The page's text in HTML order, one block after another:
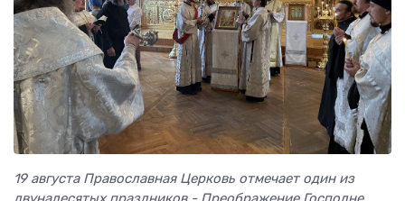
19 августа Православная Церковь отмечает один из